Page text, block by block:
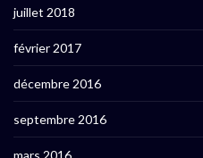
juillet 2018
février 2017
décembre 2016
septembre 2016